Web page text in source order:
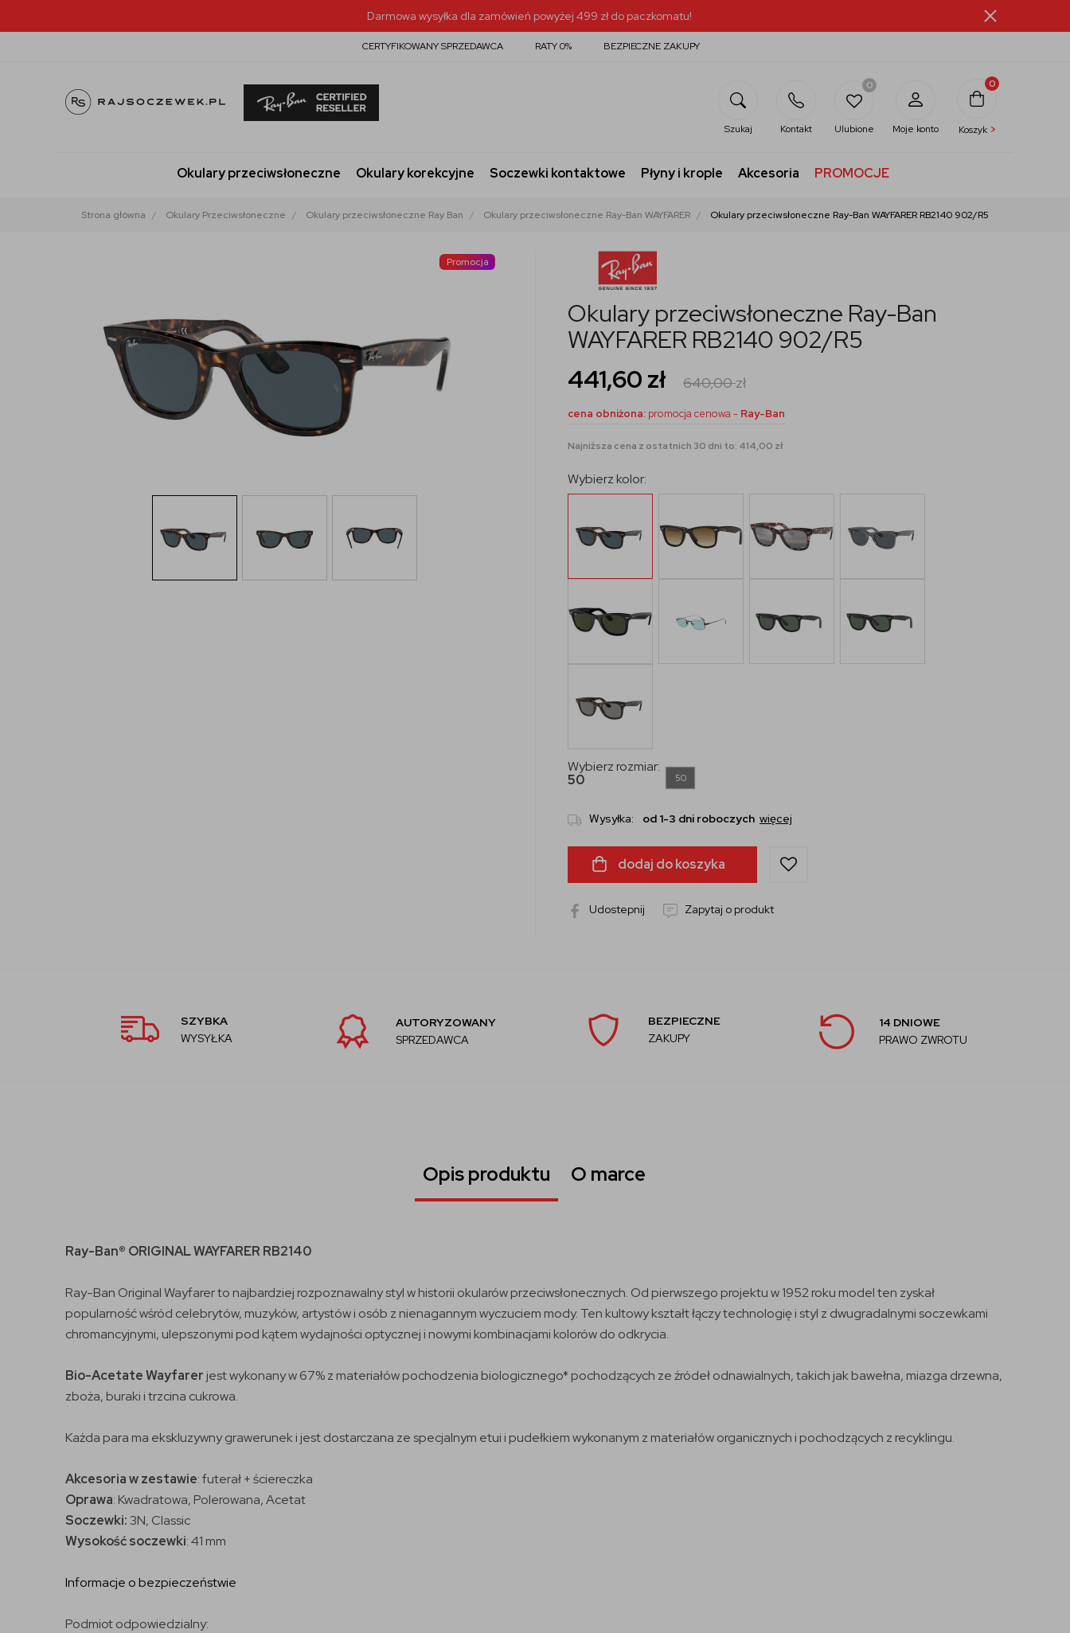
Darmowa wysyłka dla zamówień powyżej 499 zł do paczkomatu!
CERTYFIKOWANY SPRZEDAWCA RATY 0% BEZPIECZNE ZAKUPY
Szukaj Kontakt
0
Ulubione Moje konto
0
Koszyk >
Okulary przeciwsłoneczne Okulary korekcyjne Soczewki kontaktowe Płyny i krople Akcesoria PROMOCJE
Strona główna Okulary Przeciwsłoneczne Okulary przeciwsłoneczne Ray Ban Okulary przeciwsłoneczne Ray-Ban WAYFARER Okulary przeciwsłoneczne Ray-Ban WAYFARER RB2140 902/R5
Promocja
Okulary przeciwsłoneczne Ray-Ban
WAYFARER RB2140 902/R5
441,60 zł 640,00zł
cena obniżona: promocja cenowa - Ray-Ban
Najniższa cena z ostatnich 30 dni to: 414,00 zł
Wybierz kolor:
Wybierz rozmiar:
50
50
Wysyłka: od 1-3 dni roboczych więcej
dodaj do koszyka
Udostepnij Zapytaj o produkt
SZYBKA
WYSYŁKA
AUTORYZOWANY
SPRZEDAWCA
BEZPIECZNE
ZAKUPY
14 DNIOWE
PRAWO ZWROTU
Opis produktu O marce
Ray-Ban® ORIGINAL WAYFARER RB2140
Ray-Ban Original Wayfarer to najbardziej rozpoznawalny styl w historii okularów przeciwsłonecznych. Od pierwszego projektu w 1952 roku model ten zyskał
popularność wśród celebrytów, muzyków, artystów i osób z nienagannym wyczuciem mody. Ten kultowy kształt łączy technologię i styl z dwugradalnymi soczewkami
chromancyjnymi, ulepszonymi pod kątem wydajności optycznej i nowymi kombinacjami kolorów do odkrycia.
Bio-Acetate Wayfarer jest wykonany w 67% z materiałów pochodzenia biologicznego* pochodzących ze źródeł odnawialnych, takich jak bawełna, miazga drzewna,
zboża, buraki i trzcina cukrowa.
Każda para ma ekskluzywny grawerunek i jest dostarczana ze specjalnym etui i pudełkiem wykonanym z materiałów organicznych i pochodzących z recyklingu.
Akcesoria w zestawie: futerał + ściereczka
Oprawa: Kwadratowa, Polerowana, Acetat
Soczewki: 3N, Classic
Wysokość soczewki: 41 mm
Informacje o bezpieczeństwie
Podmiot odpowiedzialny: